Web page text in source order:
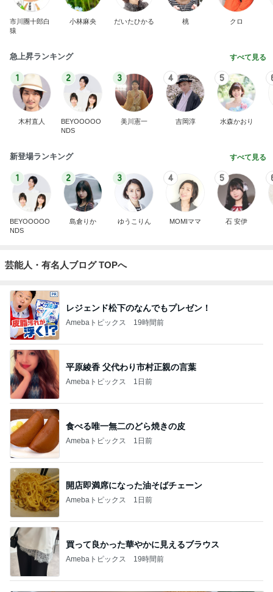
市川團十郎白
猿
小林麻央 だいたひかる 桃 クロ
急上昇ランキング すべて見る
1
木村直人
2
BEYOOOOO
NDS
3
美川憲一
4
吉岡淳
5
水森かおり
新登場ランキング すべて見る
1
BEYOOOOO
NDS
2
島倉りか
3
ゆうこりん
4
MOMIママ
5
石 安伊
芸能人・有名人ブログ TOPへ
レジェンド松下のなんでもプレゼン！
Amebaトピックス 19時間前
平原綾香 父代わり市村正親の言葉
Amebaトピックス 1日前
食べる唯一無二のどら焼きの皮
Amebaトピックス 1日前
開店即満席になった油そばチェーン
Amebaトピックス 1日前
買って良かった華やかに見えるブラウス
Amebaトピックス 19時間前